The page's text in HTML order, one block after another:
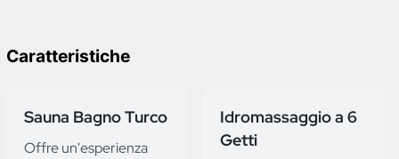
Caratteristiche
Sauna Bagno Turco
Offre un'esperienza
Idromassaggio a 6
Getti